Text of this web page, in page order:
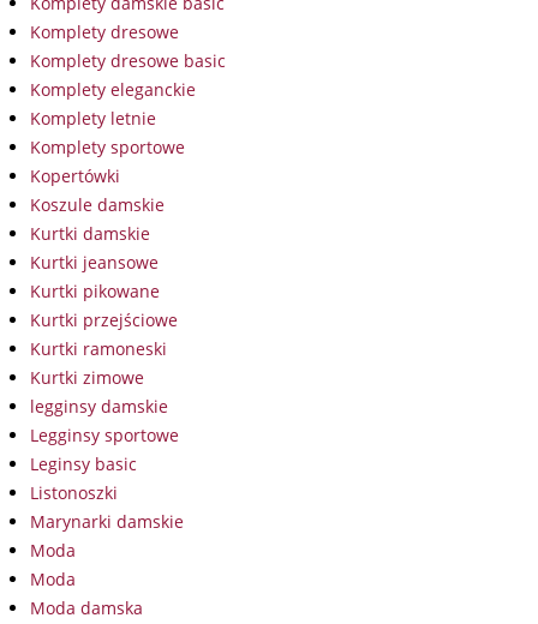
Komplety dresowe
Komplety dresowe basic
Komplety eleganckie
Komplety letnie
Komplety sportowe
Kopertówki
Koszule damskie
Kurtki damskie
Kurtki jeansowe
Kurtki pikowane
Kurtki przejściowe
Kurtki ramoneski
Kurtki zimowe
legginsy damskie
Legginsy sportowe
Leginsy basic
Listonoszki
Marynarki damskie
Moda
Moda
Moda damska